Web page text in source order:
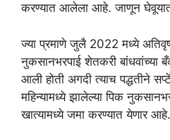
करण्यात आलेला आहे. जाणून घेवूयात
ज्या प्रमाणे जुलै 2022 मध्ये
नुकसानभरपाई शेतकरी बांधवांच्या
आली होती अगदी त्याच पद्धतीने
महिन्यामध्ये झालेल्या पिक
खात्यामध्ये जमा करण्यात येणार आहे.